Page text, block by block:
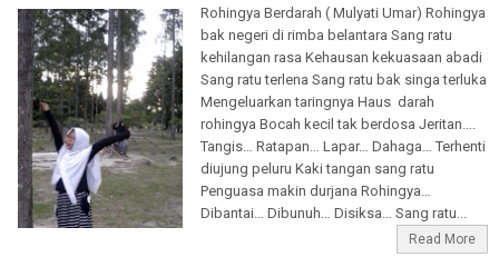
Rohingya Berdarah ( Mulyati Umar) Rohingya
bak negeri di rimba belantara Sang ratu
kehilangan rasa Kehausan kekuasaan abadi
Sang ratu terlena Sang ratu bak singa terluka
Mengeluarkan taringnya Haus darah
rohingya Bocah kecil tak berdosa Jeritan….
Tangis… Ratapan… Lapar… Dahaga… Terhenti
diujung peluru Kaki tangan sang ratu
Penguasa makin durjana Rohingya…
Dibantai… Dibunuh… Disiksa… Sang ratu...
Read More